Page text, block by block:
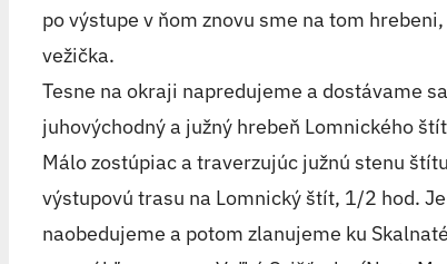
po výstupe v ňom znovu sme na tom
vežička.
Tesne na okraji napredujeme a dostávame
juhovýchodný a južný hrebeň Lomnického
Málo zostúpiac a traverzujúc južnú stenu
výstupovú trasu na Lomnický štít, 1/2 hod.
naobedujeme a potom zlanujeme ku